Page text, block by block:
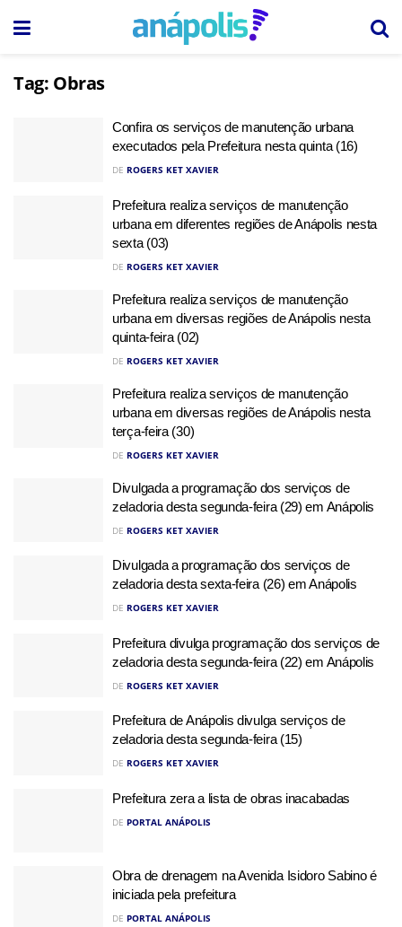
Tag: Obras
Confira os serviços de manutenção urbana
executados pela Prefeitura nesta quinta (16)
DE ROGERS KET XAVIER
Prefeitura realiza serviços de manutenção
urbana em diferentes regiões de Anápolis nesta
sexta (03)
DE ROGERS KET XAVIER
Prefeitura realiza serviços de manutenção
urbana em diversas regiões de Anápolis nesta
quinta-feira (02)
DE ROGERS KET XAVIER
Prefeitura realiza serviços de manutenção
urbana em diversas regiões de Anápolis nesta
terça-feira (30)
DE ROGERS KET XAVIER
Divulgada a programação dos serviços de
zeladoria desta segunda-feira (29) em Anápolis
DE ROGERS KET XAVIER
Divulgada a programação dos serviços de
zeladoria desta sexta-feira (26) em Anápolis
DE ROGERS KET XAVIER
Prefeitura divulga programação dos serviços de
zeladoria desta segunda-feira (22) em Anápolis
DE ROGERS KET XAVIER
Prefeitura de Anápolis divulga serviços de
zeladoria desta segunda-feira (15)
DE ROGERS KET XAVIER
Prefeitura zera a lista de obras inacabadas
DE PORTAL ANÁPOLIS
Obra de drenagem na Avenida Isidoro Sabino é
iniciada pela prefeitura
DE PORTAL ANÁPOLIS